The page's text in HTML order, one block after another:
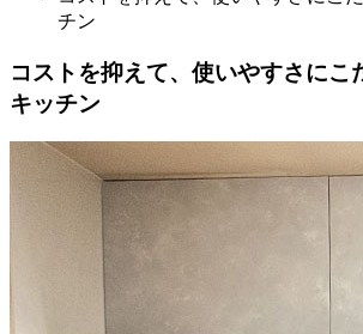
チン
コストを抑えて、使いやすさにこ
キッチン